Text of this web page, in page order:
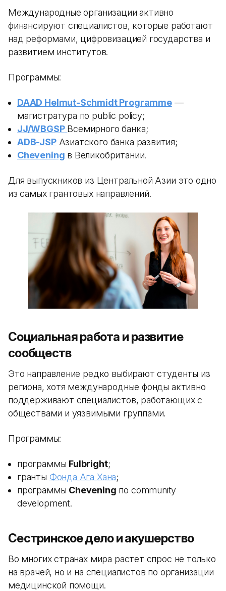
Международные организации активно
финансируют специалистов, которые работают
над реформами, цифровизацией государства и
развитием институтов.
Программы:
DAAD Helmut-Schmidt Programme—
магистратура по public policy;
JJ/WBGSP Всемирного банка;
ADB-JSPАзиатского банка развития;
Chevening в Великобритании.
Для выпускников из Центральной Азии это одно
из самых грантовых направлений.
Социальная работа и развитие
сообществ
Это направление редко выбирают студенты из
региона, хотя международные фонды активно
поддерживают специалистов, работающих с
обществами и уязвимыми группами.
Программы:
программы Fulbright;
гранты Фонда Ага Хана;
программы Chevening по community
development.
Сестринское дело и акушерство
Во многих странах мира растет спрос не только
на врачей, но и на специалистов по организации
медицинской помощи.